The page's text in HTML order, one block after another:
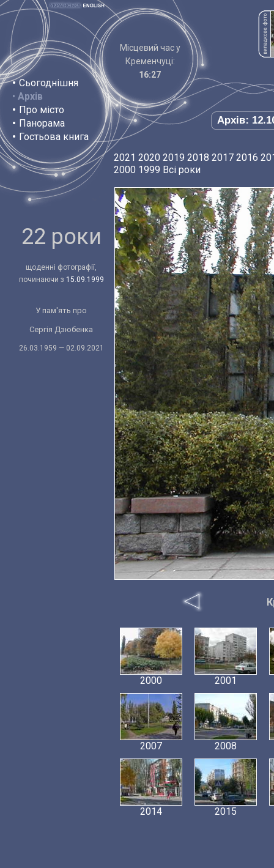
• Сьогоднішня
• Архів
• Про місто
• Панорама
• Гостьова книга
Місцевий час у
Кременчуці:
16:27
Архів:
22 роки
щоденні фотографії,
починаючи з 15.09.1999
У пам'ять про
Сергія Дзюбенка
26.03.1959 — 02.09.2021
2021 2020 2019 2018 2017 2016
2000 1999 Всі роки
2000 2001
2007 2008
2014 2015